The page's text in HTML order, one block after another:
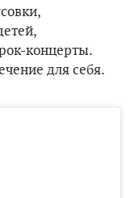
концерты.
для себя.